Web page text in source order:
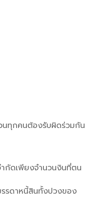
นทุกคนต้องรับผิดร่วมกัน
กัดเพียงจำนวนงินที่ตน
รดาหนี้สินทั้งปวงของ